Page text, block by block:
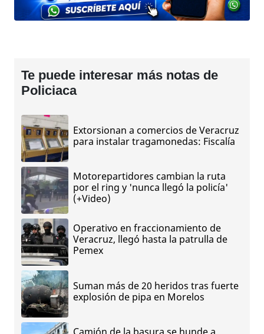
Te puede interesar más notas de
Policiaca
Extorsionan a comercios de Veracruz
para instalar tragamonedas: Fiscalía
Motorepartidores cambian la ruta
por el ring y 'nunca llegó la policía'
(+Video)
Operativo en fraccionamiento de
Veracruz, llegó hasta la patrulla de
Pemex
Suman más de 20 heridos tras fuerte
explosión de pipa en Morelos